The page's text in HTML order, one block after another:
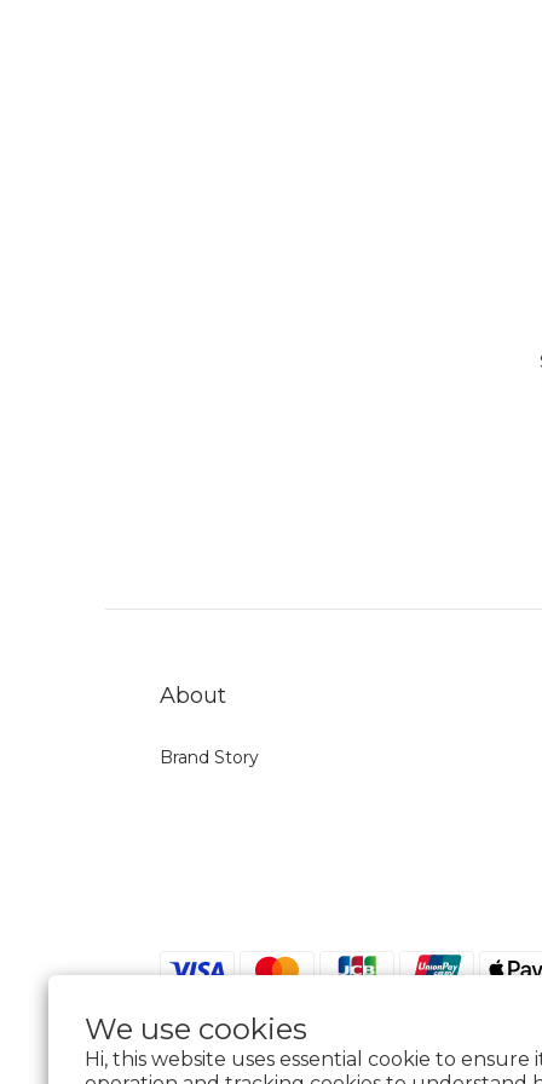
We use cookies
Hi, this website uses essential cookie to ensure
About
Brand Story